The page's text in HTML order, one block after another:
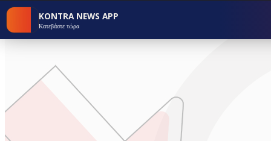
KONTRA NEWS APP
Κατεβάστε τώρα